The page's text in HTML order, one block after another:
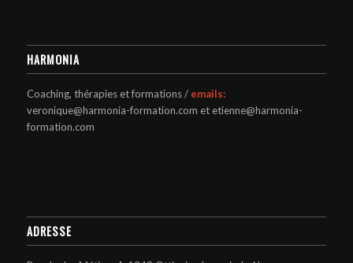
HARMONIA
Coaching, thérapies et formations / emails:
veronique@harmonia-formation.com et etienne@harmonia-
formation.com
ADRESSE